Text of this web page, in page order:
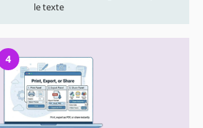
le texte
4